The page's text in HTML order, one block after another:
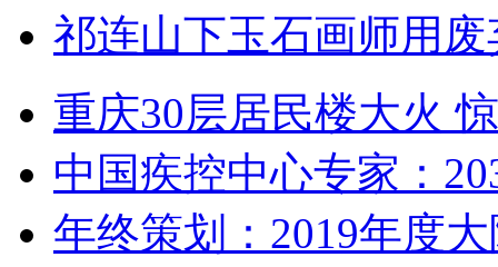
祁连山下玉石画师用
重庆30层居民楼大火
中国疾控中心专家：
年终策划：2019年度